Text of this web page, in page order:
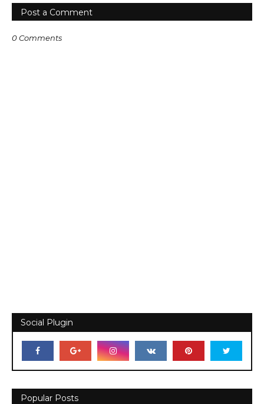
Post a Comment
0 Comments
Social Plugin
Popular Posts